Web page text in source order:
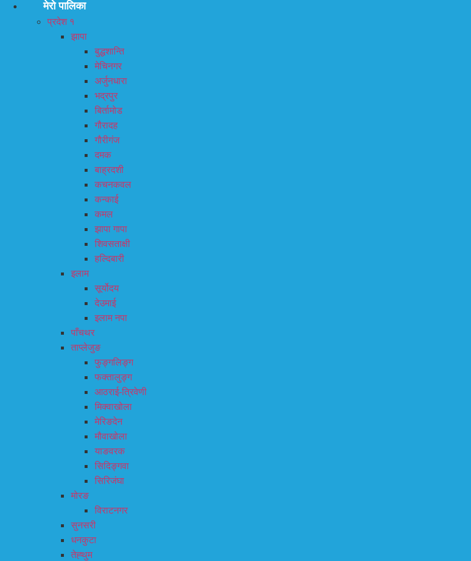
मेरो पालिका
प्रदेश १
झापा
बुद्धशान्ति
मेचिनगर
अर्जुनधारा
भद्रपुर
बिर्तामोड
गौरादह
गौरीगंज
दमक
बाह्रदशी
कचनकवल
कन्काई
कमल
झापा गापा
शिवसताक्षी
हल्दिबारी
इलाम
सूर्योदय
देउमाई
इलाम नपा
पाँचथर
ताप्लेजुङ
फुङ्गलिङ्ग
फक्तालुङ्ग
आठराई-त्रिवेणी
मिक्वाखोला
मेरिङदेन
मौवाखोला
याङवरक
सिदिङ्गवा
सिरिजंघा
मोरङ
विराटनगर
सुनसरी
धनकुटा
तेह्थुम